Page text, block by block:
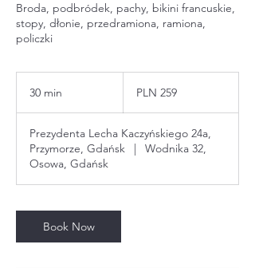
Broda, podbródek, pachy, bikini francuskie,
stopy, dłonie, przedramiona, ramiona,
policzki
30 min
i
n
zlotysPLN 259
Prezydenta Lecha Kaczyńskiego 24a,
Przymorze, Gdańsk
|
Wodnika 32,
Osowa, Gdańsk
Book Now